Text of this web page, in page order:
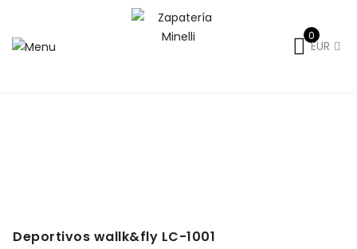
0
EUR
Deportivos wallk&fly LC-1001